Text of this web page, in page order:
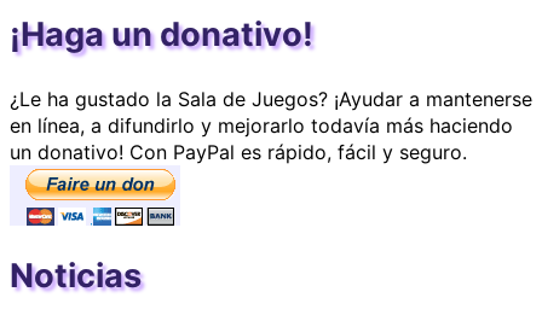
¡Haga un donativo!
¿Le ha gustado la Sala de Juegos? ¡Ayudar a mantenerse
en línea, a difundirlo y mejorarlo todavía más haciendo
un donativo! Con PayPal es rápido, fácil y seguro.
Noticias